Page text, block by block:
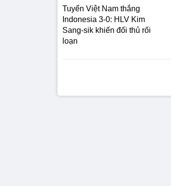
Tuyển Việt Nam thắng
Indonesia 3-0: HLV Kim
Sang-sik khiến đối thủ rối
loạn